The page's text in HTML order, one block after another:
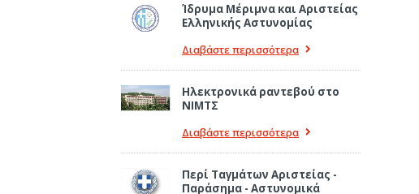
Ίδρυμα Μέριμνα και Αριστείας
Ελληνικής Αστυνομίας
Διαβάστε περισσότερα
Ηλεκτρονικά ραντεβού στο
ΝΙΜΤΣ
Διαβάστε περισσότερα
Περί Ταγμάτων Αριστείας -
Παράσημα - Αστυνομικά